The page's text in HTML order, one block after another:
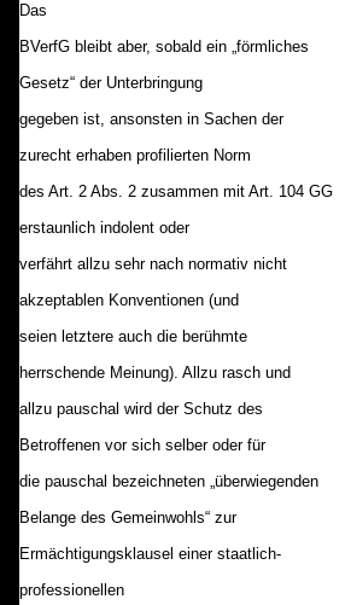
Das
BVerfG bleibt aber, sobald ein „förmliches
Gesetz“ der Unterbringung
gegeben ist, ansonsten in Sachen der
zurecht erhaben profilierten Norm
des Art. 2 Abs. 2 zusammen mit Art. 104 GG
erstaunlich indolent oder
verfährt allzu sehr nach normativ nicht
akzeptablen Konventionen (und
seien letztere auch die berühmte
herrschende Meinung). Allzu rasch und
allzu pauschal wird der Schutz des
Betroffenen vor sich selber oder für
die pauschal bezeichneten „überwiegenden
Belange des Gemeinwohls“ zur
Ermächtigungsklausel einer staatlich-
professionellen